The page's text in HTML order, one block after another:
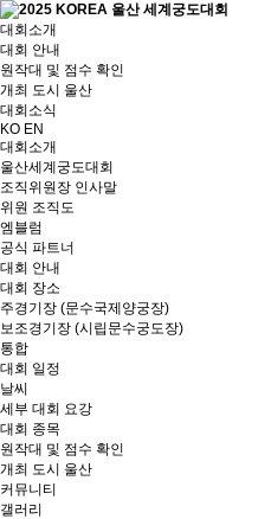
대회소개
대회 안내
원작대 및 점수 확인
개최 도시 울산
대회소식
KO EN
대회소개
울산세계궁도대회
조직위원장 인사말
위원 조직도
엠블럼
공식 파트너
대회 안내
대회 장소
주경기장 (문수국제양궁장)
보조경기장 (시립문수궁도장)
통합
대회 일정
날씨
세부 대회 요강
대회 종목
원작대 및 점수 확인
개최 도시 울산
커뮤니티
갤러리